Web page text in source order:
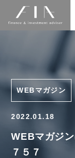
事業承継
税理士法人
スタッフ紹介
WEBマガジン
2022.01.18
WEBマガジ
７５７